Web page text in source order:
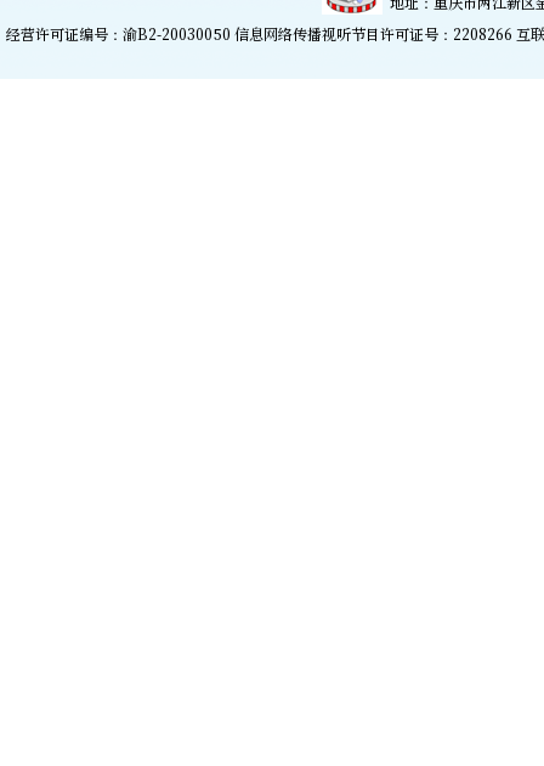
经营许可证编号：渝B2-20030050 信息网络传播视听节目许可证号：2208266 互